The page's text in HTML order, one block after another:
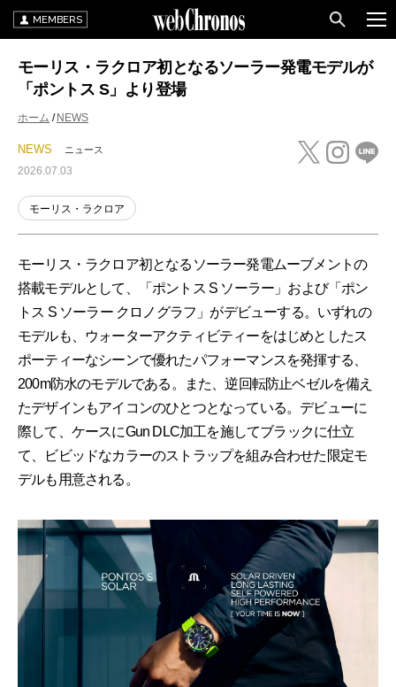
MEMBERS
モーリス・ラクロア初となるソーラー発電モデルが
「ポントス S」より登場
ホーム NEWS
NEWS ニュース
2026.07.03
モーリス・ラクロア
モーリス・ラクロア初となるソーラー発電ムーブメントの
搭載モデルとして、「ポントス S ソーラー」および「ポン
トス S ソーラー クロノグラフ」がデビューする。いずれの
モデルも、ウォーターアクティビティーをはじめとしたス
ポーティーなシーンで優れたパフォーマンスを発揮する、
200m防水のモデルである。また、逆回転防止ベゼルを備え
たデザインもアイコンのひとつとなっている。デビューに
際して、ケースにGun DLC加工を施してブラックに仕立
て、ビビッドなカラーのストラップを組み合わせた限定モ
デルも用意される。